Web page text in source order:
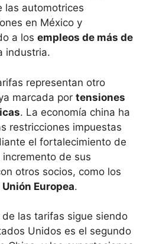
las automotrices
en México y
a los empleos de más de
industria.
representan otro
marcada por tensiones
. La economía china ha
restricciones impuestas
el fortalecimiento de
incremento de sus
otros socios, como los
Unión Europea.
las tarifas sigue siendo
Unidos es el segundo